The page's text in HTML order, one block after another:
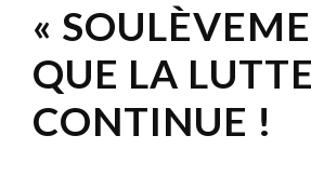
«
QUE LA LUTTE
CONTINUE !